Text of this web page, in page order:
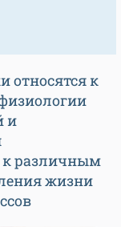
относятся к
и
к различным
жизни